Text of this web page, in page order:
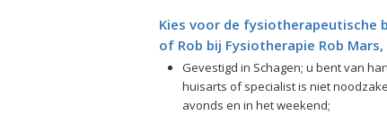
Kies voor de fysiotherapeutische
of Rob bij Fysiotherapie Rob Mars,
Gevestigd in Schagen; u bent van
huisarts of specialist is niet
avonds en in het weekend;